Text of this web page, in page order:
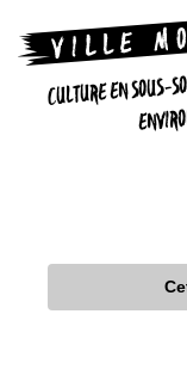
CULTURE EN SOUS-